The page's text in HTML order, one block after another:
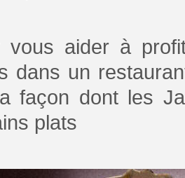
vous aider à
dans un
façon dont les
plats